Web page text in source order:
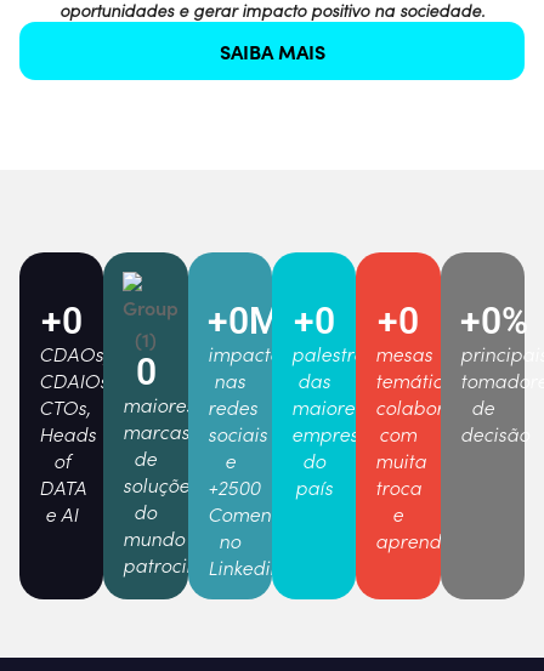
oportunidades e gerar impacto positivo na sociedade.
SAIBA MAIS
+0
CDAOs,
CDAIOs,
CTOs,
Heads
of
DATA
e AI
0
maiores
marcas
de
soluções
do
mundo
patrocinaram
+0MM
impactos
nas
redes
sociais
e
+2500
Comentários
no
Linkedin
+0
palestrantes
das
maiores
empresas
do
país
+0
mesas
temáticas
colaborativas
com
muita
troca
e
aprendizado
+0%
de
decisão